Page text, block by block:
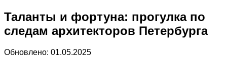
Таланты и фортуна: прогулка по
следам архитекторов Петербурга
Обновлено: 01.05.2025